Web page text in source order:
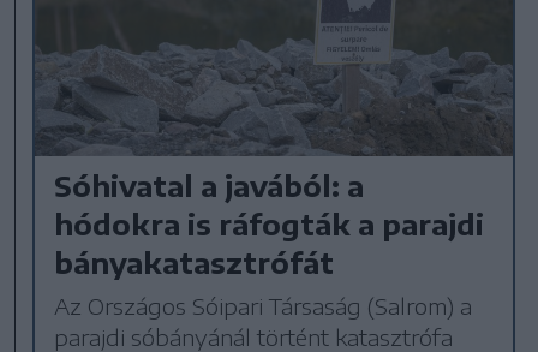
Sóhivatal a javából: a
hódokra is ráfogták a parajdi
bányakatasztrófát
Az Országos Sóipari Társaság (Salrom) a
parajdi sóbányánál történt katasztrófa